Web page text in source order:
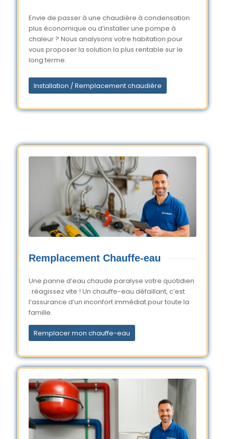
Envie de passer à une chaudière à condensation
plus économique ou d’installer une pompe à
chaleur ? Nous analysons votre habitation pour
vous proposer la solution la plus rentable sur le
long terme.
Installation / Remplacement chaudière
Remplacement Chauffe-eau
Une panne d’eau chaude paralyse votre quotidien
: réagissez vite ! Un chauffe-eau défaillant, c’est
l’assurance d’un inconfort immédiat pour toute la
famille.
Remplacer mon chauffe-eau